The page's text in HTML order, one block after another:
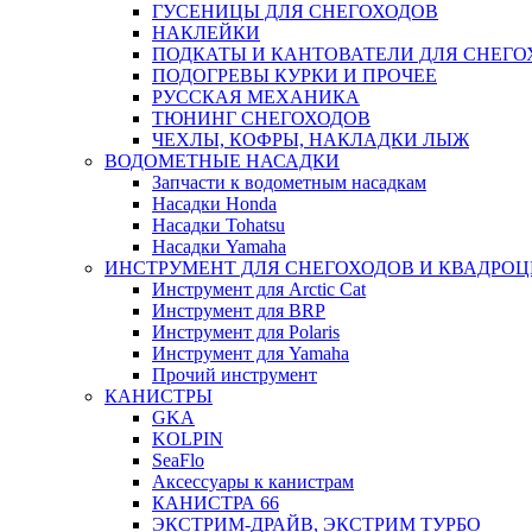
ГУСЕНИЦЫ ДЛЯ СНЕГОХОДОВ
НАКЛЕЙКИ
ПОДКАТЫ И КАНТОВАТЕЛИ ДЛЯ
ПОДОГРЕВЫ КУРКИ И ПРОЧЕЕ
РУССКАЯ МЕХАНИКА
ТЮНИНГ СНЕГОХОДОВ
ЧЕХЛЫ, КОФРЫ, НАКЛАДКИ ЛЫЖ
ВОДОМЕТНЫЕ НАСАДКИ
Запчасти к водометным насадкам
Насадки Honda
Насадки Tohatsu
Насадки Yamaha
ИНСТРУМЕНТ ДЛЯ СНЕГОХОДОВ И
Инструмент для Arctic Cat
Инструмент для BRP
Инструмент для Polaris
Инструмент для Yamaha
Прочий инструмент
КАНИСТРЫ
GKA
KOLPIN
SeaFlo
Аксессуары к канистрам
КАНИСТРА 66
ЭКСТРИМ-ДРАЙВ, ЭКСТРИМ ТУРБО